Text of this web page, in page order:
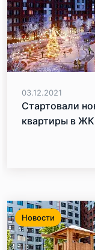
03.12.2021
Стартовали
квартиры в
Новости